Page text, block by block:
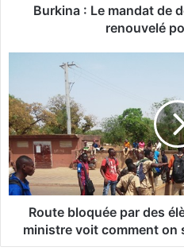
d
a
t
d
e
d
é
Burkina : Le mandat de
renouvelé
u
t
e
b
l
o
q
e
Route bloquée par des
ministre voit comment on